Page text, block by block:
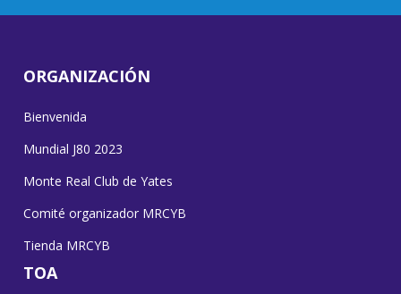
ORGANIZACIÓN
Bienvenida
Mundial J80 2023
Monte Real Club de Yates
Comité organizador MRCYB
Tienda MRCYB
TOA